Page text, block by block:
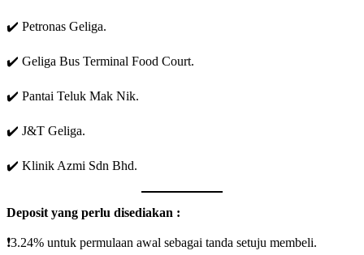
✔️ Petronas Geliga.
✔️ Geliga Bus Terminal Food Court.
✔️ Pantai Teluk Mak Nik.
✔️ J&T Geliga.
✔️ Klinik Azmi Sdn Bhd.
Deposit yang perlu disediakan :
❗️3.24% untuk permulaan awal sebagai tanda setuju membeli.